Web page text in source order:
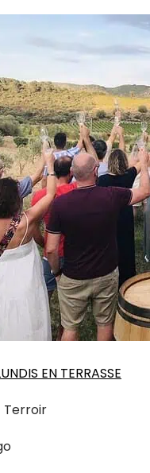
EN TERRASSE
Terroir